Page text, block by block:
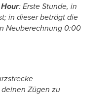
: Erste Stunde, in
in dieser beträgt die
Neuberechnung 0:00
Zügen zu